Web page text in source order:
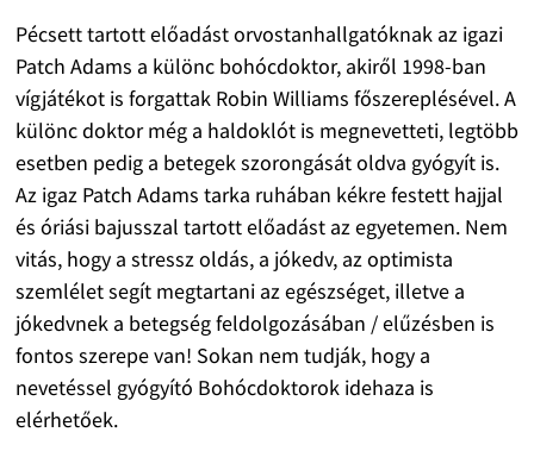
Pécsett tartott előadást orvostanhallgatóknak az igazi
Patch Adams a különc bohócdoktor, akiről 1998-ban
vígjátékot is forgattak Robin Williams főszereplésével. A
különc doktor még a haldoklót is megnevetteti, legtöbb
esetben pedig a betegek szorongását oldva gyógyít is.
Az igaz Patch Adams tarka ruhában kékre festett hajjal
és óriási bajusszal tartott előadást az egyetemen. Nem
vitás, hogy a stressz oldás, a jókedv, az optimista
szemlélet segít megtartani az egészséget, illetve a
jókedvnek a betegség feldolgozásában / elűzésben is
fontos szerepe van! Sokan nem tudják, hogy a
nevetéssel gyógyító Bohócdoktorok idehaza is
elérhetőek.